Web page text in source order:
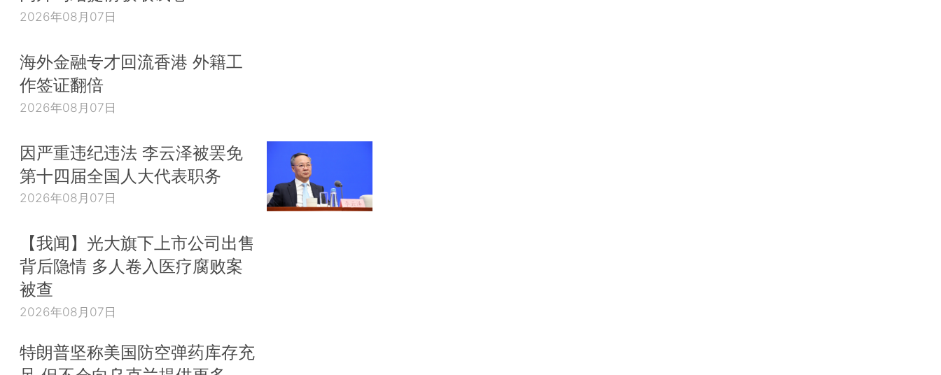
2026年08月07日
海外金融专才回流香港 外籍工
作签证翻倍
2026年08月07日
因严重违纪违法 李云泽被罢免
第十四届全国人大代表职务
2026年08月07日
【我闻】光大旗下上市公司出售
背后隐情 多人卷入医疗腐败案
被查
2026年08月07日
特朗普坚称美国防空弹药库存充